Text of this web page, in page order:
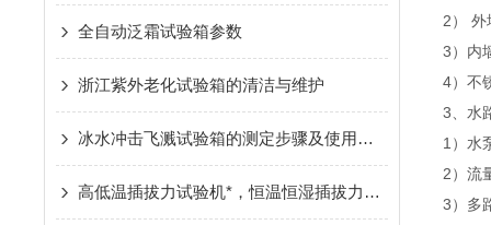
全自动泛霜试验箱参数
浙江紫外老化试验箱的清洁与维护
冰水冲击飞溅试验箱的测定步骤及使用注意事项如下
高低温插拔力试验机*，恒温恒湿插拔力试验机现货供应
2） 外
3）内
4）不
3、水
1）水
2）流
3）多